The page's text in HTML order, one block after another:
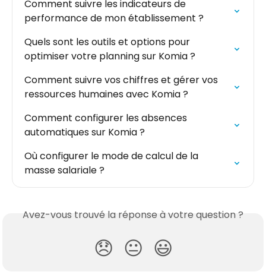
Comment suivre les indicateurs de
performance de mon établissement ?
Quels sont les outils et options pour
optimiser votre planning sur Komia ?
Comment suivre vos chiffres et gérer vos
ressources humaines avec Komia ?
Comment configurer les absences
automatiques sur Komia ?
Où configurer le mode de calcul de la
masse salariale ?
Avez-vous trouvé la réponse à votre question ?
😞 😐 😃